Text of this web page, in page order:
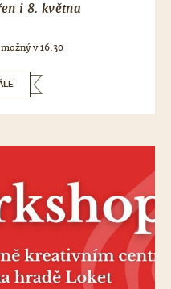
i 8. května
v 16:30